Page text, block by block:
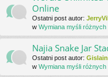
Online
Ostatni post autor:
w Wymiana myśli różnych
Najia Snake Jar
Ostatni post autor: Gislain
w Wymiana myśli różnych